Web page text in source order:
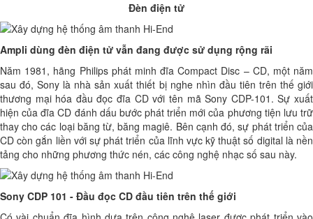
Đèn điện tử
Ampli dùng đèn điện tử vẫn đang được sử dụng rộng rãi
Năm 1981, hãng Philips phát minh đĩa Compact Disc – CD, một năm
sau đó, Sony là nhà sản xuất thiết bị nghe nhìn đầu tiên trên thế giới
thương mại hóa đầu đọc đĩa CD với tên mã Sony CDP-101. Sự xuất
hiện của đĩa CD đánh dấu bước phát triển mới của phương tiện lưu trữ
thay cho các loại băng từ, băng magiê. Bên cạnh đó, sự phát triển của
CD còn gắn liền với sự phát triển của lĩnh vực kỹ thuật số digital là nền
tảng cho những phương thức nén, các công nghệ nhạc số sau này.
Sony CDP 101 - Đầu đọc CD đầu tiên trên thế giới